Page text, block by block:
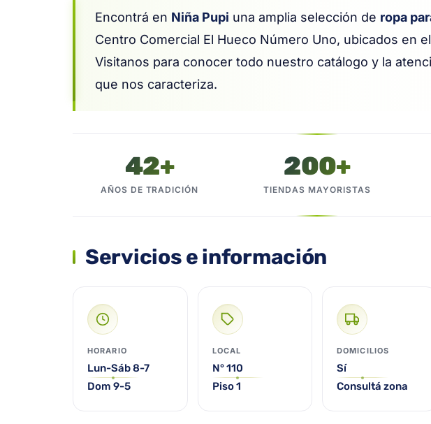
Encontrá en Niña Pupi una amplia selección de ropa
Centro Comercial El Hueco Número Uno, ubicados en el
Visitanos para conocer todo nuestro catálogo y la
que nos caracteriza.
42+
AÑOS DE TRADICIÓN
200+
TIENDAS MAYORISTAS
Servicios e información
HORARIO
Lun-Sáb 8-7
Dom 9-5
LOCAL
N° 110
Piso 1
DOMICILIOS
Sí
Consultá zona